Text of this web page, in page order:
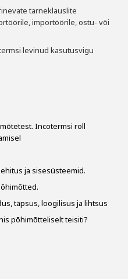
tarneklauslite
importöörile, ostu- või
levinud kasutusvigu
Incotermsi roll
ja sisesüsteemid.
täpsus, loogilisus ja lihtsus
põhimõtteliselt teisiti?